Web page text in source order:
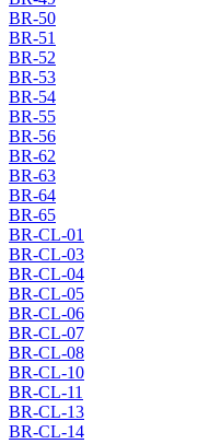
BR-50
BR-51
BR-52
BR-53
BR-54
BR-55
BR-56
BR-62
BR-63
BR-64
BR-65
BR-CL-01
BR-CL-03
BR-CL-04
BR-CL-05
BR-CL-06
BR-CL-07
BR-CL-08
BR-CL-10
BR-CL-11
BR-CL-13
BR-CL-14